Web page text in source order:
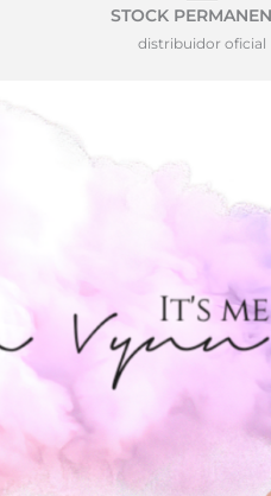
STOCK
distribuidor oficial